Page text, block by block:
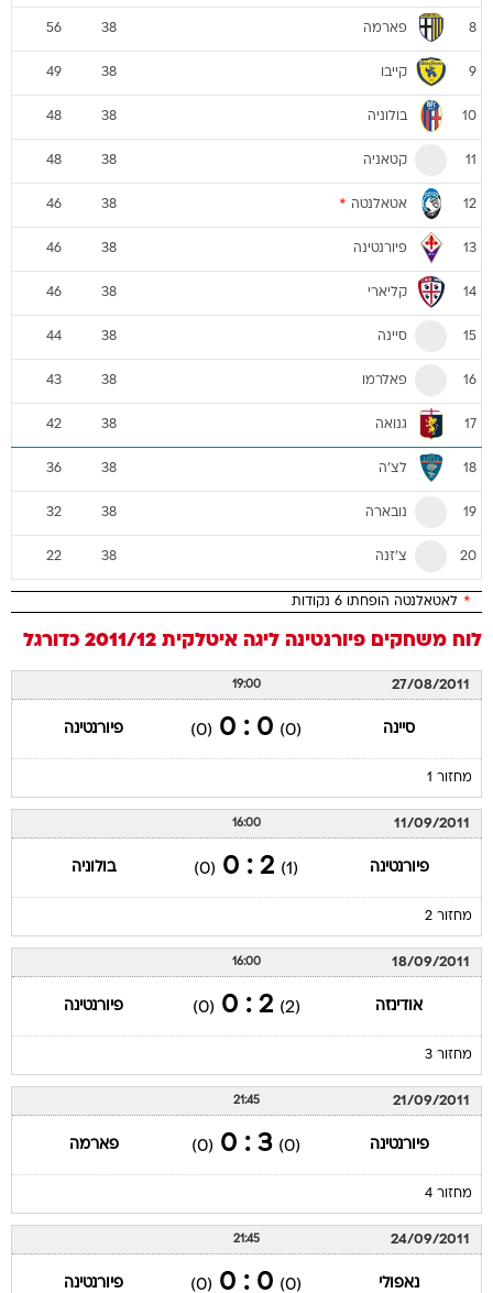
8 פארמה 38
56
9 קייבו 38
49
10 בולוניה 38
48
11 קטאניה 38
48
12 אטאלנטה *
38
46
13 פיורנטינה 38
46
14 קליארי 38
46
15 סיינה 38
44
16 פאלרמו 38
43
17 גנואה 38
42
18 לצ'ה 38
36
19 נובארה 38
32
20 צ'זנה 38
22
* לאטאלנטה הופחתו 6 נקודות
לוח משחקים פיורנטינה ליגה איטלקית 2011/12 כדורגל
27/08/2011
19:00
סיינה (0)
0 : 0
(0) פיורנטינה
מחזור 1
11/09/2011
16:00
פיורנטינה (1)
2 : 0
(0) בולוניה
מחזור 2
18/09/2011
16:00
אודינזה (2)
2 : 0
(0) פיורנטינה
מחזור 3
21/09/2011
21:45
פיורנטינה (0)
3 : 0
(0) פארמה
מחזור 4
24/09/2011
21:45
נאפולי (0)
0 : 0
(0) פיורנטינה